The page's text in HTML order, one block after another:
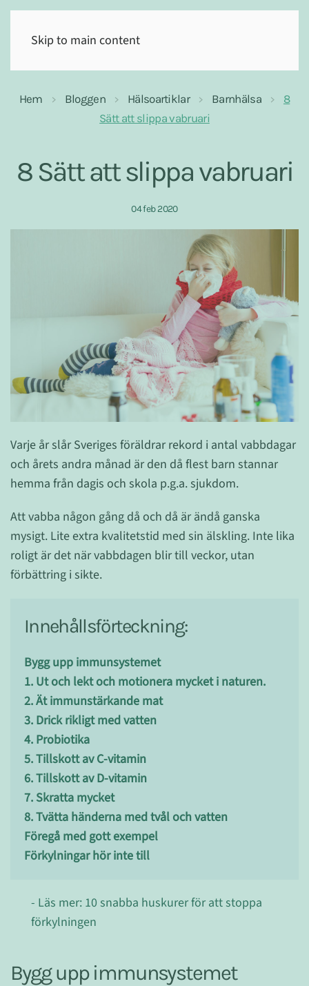
Skip to main content
Hem Bloggen Hälsoartiklar Barnhälsa
8
Sätt att slippa vabruari
8 Sätt att slippa vabruari
04 feb 2020
Varje år slår Sveriges föräldrar rekord i antal vabbdagar
och årets andra månad är den då flest barn stannar
hemma från dagis och skola p.g.a. sjukdom.
Att vabba någon gång då och då är ändå ganska
mysigt. Lite extra kvalitetstid med sin älskling. Inte lika
roligt är det när vabbdagen blir till veckor, utan
förbättring i sikte.
Innehållsförteckning:
Bygg upp immunsystemet
1. Ut och lekt och motionera mycket i naturen.
2. Ät immunstärkande mat
3. Drick rikligt med vatten
4. Probiotika
5. Tillskott av C-vitamin
6. Tillskott av D-vitamin
7. Skratta mycket
8. Tvätta händerna med tvål och vatten
Föregå med gott exempel
Förkylningar hör inte till
- Läs mer: 10 snabba huskurer för att stoppa
förkylningen
Bygg upp immunsystemet